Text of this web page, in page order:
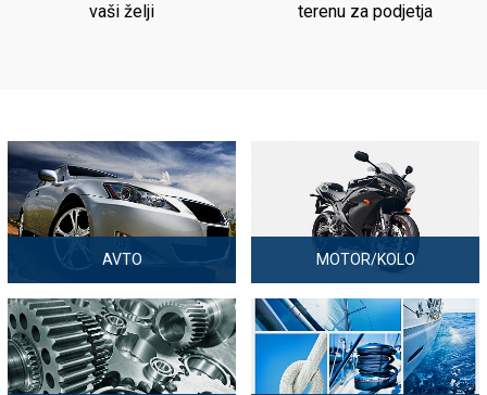
vaši želji
terenu za podjetja
AVTO MOTOR/KOLO